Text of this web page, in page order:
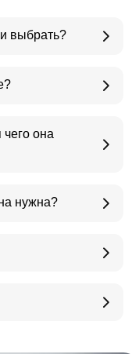
выбрать?
она
нужна?